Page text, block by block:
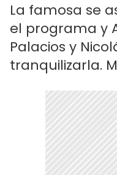
La famosa se
el programa y
Palacios y
tranquilizarla.